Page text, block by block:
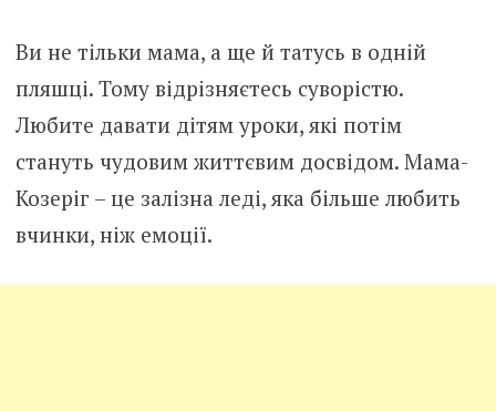
Ви не тільки мама, а ще й татусь в одній
пляшці. Тому відрізняєтесь суворістю.
Любите давати дітям уроки, які потім
стануть чудовим життєвим досвідом. Мама-
Козеріг – це залізна леді, яка більше любить
вчинки, ніж емоції.